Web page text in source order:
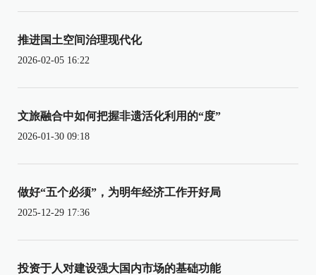
推进国土空间治理现代化
2026-02-05 16:22
文旅融合中如何把握非遗活化利用的“度”
2026-01-30 09:18
做好“五个必须”，为明年经济工作开好局
2025-12-29 17:36
投资于人对建设强大国内市场的基础功能